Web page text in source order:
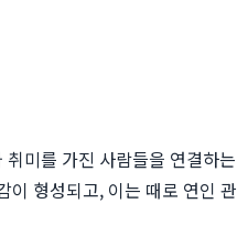
미를 가진 사람들을 연결하는
이 형성되고, 이는 때로 연인 관